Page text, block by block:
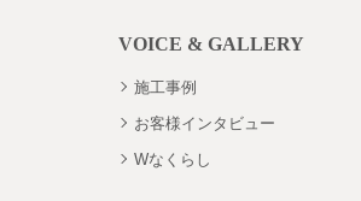
VOICE & GALLERY
施工事例
お客様インタビュー
Wなくらし